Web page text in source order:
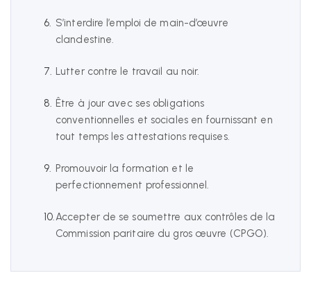
S’interdire l’emploi de main-d’œuvre
clandestine.
Lutter contre le travail au noir.
Être à jour avec ses obligations
conventionnelles et sociales en fournissant en
tout temps les attestations requises.
Promouvoir la formation et le
perfectionnement professionnel.
Accepter de se soumettre aux contrôles de la
Commission paritaire du gros œuvre (CPGO).